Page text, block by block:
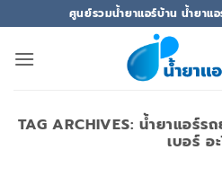
ไป
ยัง
ศูนย์รวมน้ำยาแอร์บ้าน น้ำยาแ
TAG ARCHIVES:น้ํายาแอร์ร
เบอร์ อ